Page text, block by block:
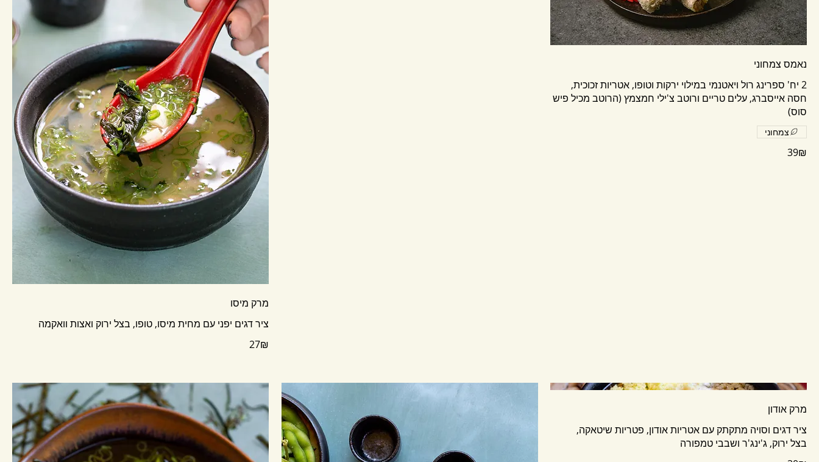
נאמס צמחוני
2 יח' ספרינג רול ויאטנמי במילוי ירקות וטופו, אטריות זכוכית,
חסה אייסברג, עלים טריים ורוטב צ'ילי חמצמץ (הרוטב מכיל פיש
סוס)
‏39 ‏₪
צמחוני
מרק מיסו
ציר דגים יפני עם מחית מיסו, טופו, בצל ירוק ואצות וואקמה
‏27 ‏₪
מרק אודון
בצל ירוק, ג'ינג'ר ושבבי טמפורה